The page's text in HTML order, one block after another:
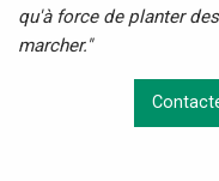
qu'à force de planter
marcher."